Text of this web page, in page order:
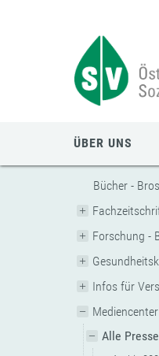
ÜBER UNS
Bücher -
Forschung -
Infos für
Mediencenter
Alle